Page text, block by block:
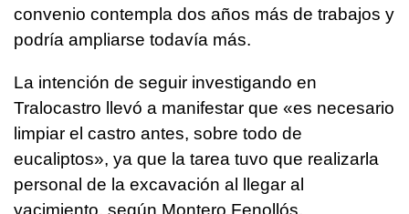
convenio contempla dos años más de trabajos y
podría ampliarse todavía más.
La intención de seguir investigando en
Tralocastro llevó a manifestar que «es necesario
limpiar el castro antes, sobre todo de
eucaliptos», ya que la tarea tuvo que realizarla
personal de la excavación al llegar al